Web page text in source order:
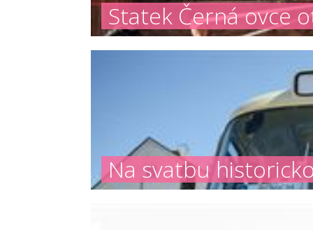
Statek Černá ovce
Na svatbu